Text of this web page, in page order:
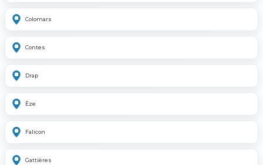
Colomars
Contes
Drap
Èze
Falicon
Gattières